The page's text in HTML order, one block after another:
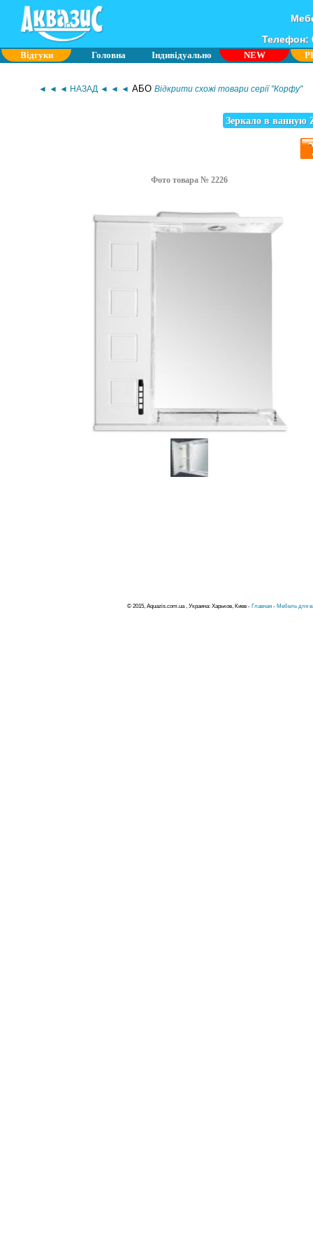
Телефон:
Відгуки Головна Індивідуально NEW
◄ ◄ ◄ НАЗАД ◄ ◄ ◄ АБО Відкрити схожі товари серії "Корфу"
Зеркало в ванную
Фото товара № 2226
© 2015, Aquazis.com.ua , Украина: Харьков, Киев - Главная- Мебель для